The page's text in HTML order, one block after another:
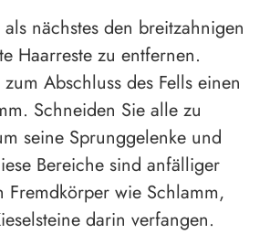
nächstes den breitzahnigen
Haarreste zu entfernen.
Abschluss des Fells einen
Schneiden Sie alle zu
seine Sprunggelenke und
Bereiche sind anfälliger
Fremdkörper wie Schlamm,
​​darin verfangen.